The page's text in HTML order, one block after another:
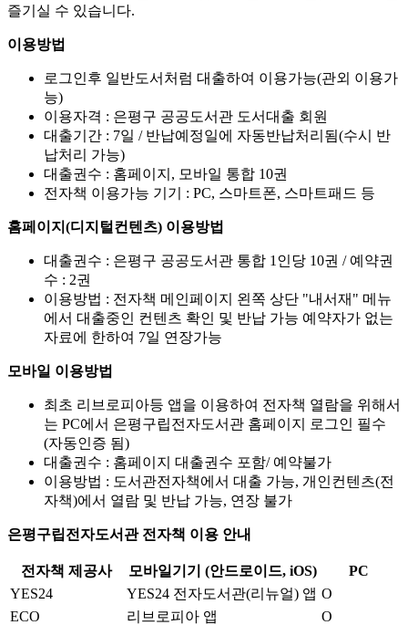
즐기실 수 있습니다.
이용방법
로그인후 일반도서처럼 대출하여 이용가능(관외 이용가
능)
이용자격 : 은평구 공공도서관 도서대출 회원
대출기간 : 7일 / 반납예정일에 자동반납처리됨(수시 반
납처리 가능)
대출권수 : 홈페이지, 모바일 통합 10권
전자책 이용가능 기기 : PC, 스마트폰, 스마트패드 등
홈페이지(디지털컨텐츠) 이용방법
대출권수 : 은평구 공공도서관 통합 1인당 10권 / 예약권
수 : 2권
이용방법 : 전자책 메인페이지 왼쪽 상단 "내서재" 메뉴
에서 대출중인 컨텐츠 확인 및 반납 가능 예약자가 없는
자료에 한하여 7일 연장가능
모바일 이용방법
최초 리브로피아등 앱을 이용하여 전자책 열람을 위해서
는 PC에서 은평구립전자도서관 홈페이지 로그인 필수
(자동인증 됨)
대출권수 : 홈페이지 대출권수 포함/ 예약불가
이용방법 : 도서관전자책에서 대출 가능, 개인컨텐츠(전
자책)에서 열람 및 반납 가능, 연장 불가
은평구립전자도서관 전자책 이용 안내
전자책 제공사 모바일기기 (안드로이드, iOS)
PC
YES24
YES24 전자도서관(리뉴얼) 앱 O
ECO
리브로피아 앱
O